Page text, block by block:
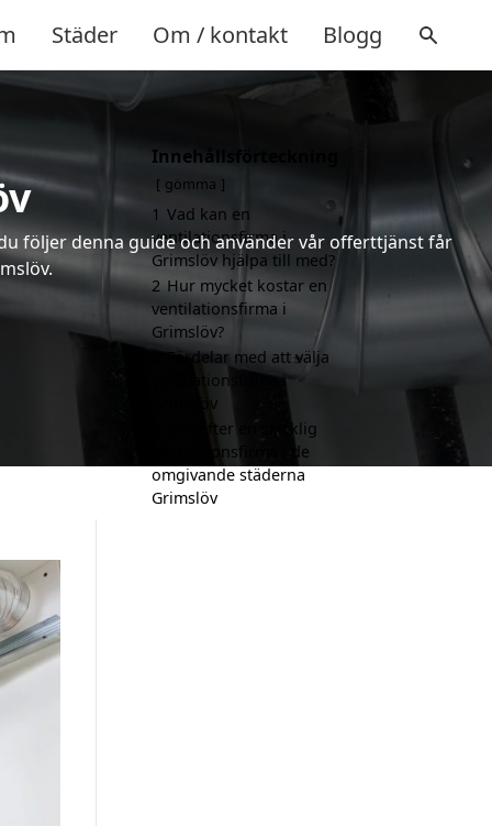
Städer Om / kontakt Blogg
följer denna guide och använder vår offerttjänst får
Innehållsförteckning
gömma
1 Vad kan en
ventilationsfirma i
Grimslöv hjälpa till med?
2 Hur mycket kostar en
ventilationsfirma i
Grimslöv?
3 Fördelar med att välja
ventilationsfirma i
Grimslöv
Sök efter en skicklig
ventilationsfirma i de
omgivande städerna
Grimslöv